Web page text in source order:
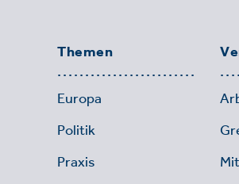
Themen
Europa
Politik
Praxis